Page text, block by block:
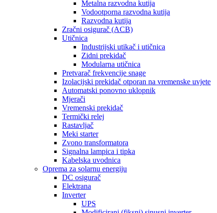
Metalna razvodna kutija
Vodootporna razvodna kutija
Razvodna kutija
Zračni osigurač (ACB)
Utičnica
Industrijski utikač i utičnica
Zidni prekidač
Modularna utičnica
Pretvarač frekvencije snage
Izolacijski prekidač otporan na vremenske uvjete
Automatski ponovno uklopnik
Mjerači
Vremenski prekidač
Termički relej
Rastavljač
Meki starter
Zvono transformatora
Signalna lampica i tipka
Kabelska uvodnica
Oprema za solarnu energiju
DC osigurač
Elektrana
Inverter
UPS